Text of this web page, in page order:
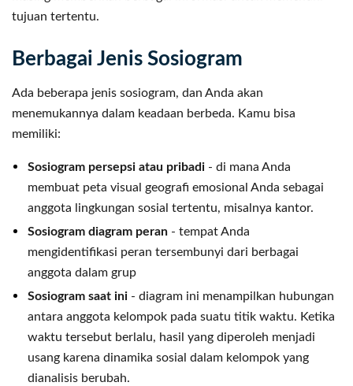
tujuan tertentu.
Berbagai Jenis Sosiogram
Ada beberapa jenis sosiogram, dan Anda akan
menemukannya dalam keadaan berbeda. Kamu bisa
memiliki:
Sosiogram persepsi atau pribadi - di mana Anda
membuat peta visual geografi emosional Anda sebagai
anggota lingkungan sosial tertentu, misalnya kantor.
Sosiogram diagram peran - tempat Anda
mengidentifikasi peran tersembunyi dari berbagai
anggota dalam grup
Sosiogram saat ini - diagram ini menampilkan hubungan
antara anggota kelompok pada suatu titik waktu. Ketika
waktu tersebut berlalu, hasil yang diperoleh menjadi
usang karena dinamika sosial dalam kelompok yang
dianalisis berubah.